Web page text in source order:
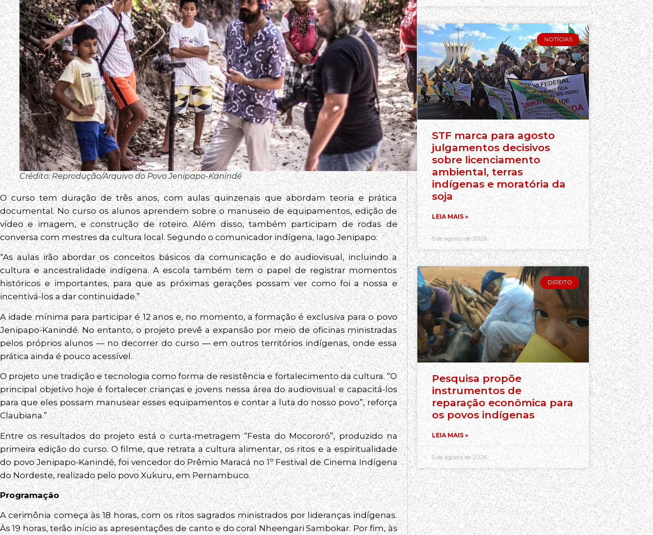
Crédito: Reprodução/Arquivo do Povo Jenipapo-Kanindé
O curso tem duração de três anos, com aulas quinzenais que abordam teoria e prática
documental. No curso os alunos aprendem sobre o manuseio de equipamentos, edição de
vídeo e imagem, e construção de roteiro. Além disso, também participam de rodas de
conversa com mestres da cultura local. Segundo o comunicador indígena, Iago Jenipapo:
“As aulas irão abordar os conceitos básicos da comunicação e do audiovisual, incluindo a
cultura e ancestralidade indígena. A escola também tem o papel de registrar momentos
históricos e importantes, para que as próximas gerações possam ver como foi a nossa e
incentivá-los a dar continuidade.”
A idade mínima para participar é 12 anos e, no momento, a formação é exclusiva para o povo
Jenipapo-Kanindé. No entanto, o projeto prevê a expansão por meio de oficinas ministradas
pelos próprios alunos — no decorrer do curso — em outros territórios indígenas, onde essa
prática ainda é pouco acessível.
O projeto une tradição e tecnologia como forma de resistência e fortalecimento da cultura. “O
principal objetivo hoje é fortalecer crianças e jovens nessa área do audiovisual e capacitá-los
para que eles possam manusear esses equipamentos e contar a luta do nosso povo”, reforça
Claubiana.”
Entre os resultados do projeto está o curta-metragem “Festa do Mocororó”, produzido na
primeira edição do curso. O filme, que retrata a cultura alimentar, os ritos e a espiritualidade
do povo Jenipapo-Kanindé, foi vencedor do Prêmio Maracá no 1º Festival de Cinema Indígena
do Nordeste, realizado pelo povo Xukuru, em Pernambuco.
Programação
A cerimônia começa às 18 horas, com os ritos sagrados ministrados por lideranças indígenas.
Às 19 horas, terão início as apresentações de canto e do coral Nheengari Sambokar. Por fim, às
NOTÍCIAS
STF marca para agosto
julgamentos decisivos
sobre licenciamento
ambiental, terras
indígenas e moratória da
soja
LEIA MAIS »
5 de agosto de 2026
DIREITO
Pesquisa propõe
instrumentos de
reparação econômica para
os povos indígenas
LEIA MAIS »
5 de agosto de 2026